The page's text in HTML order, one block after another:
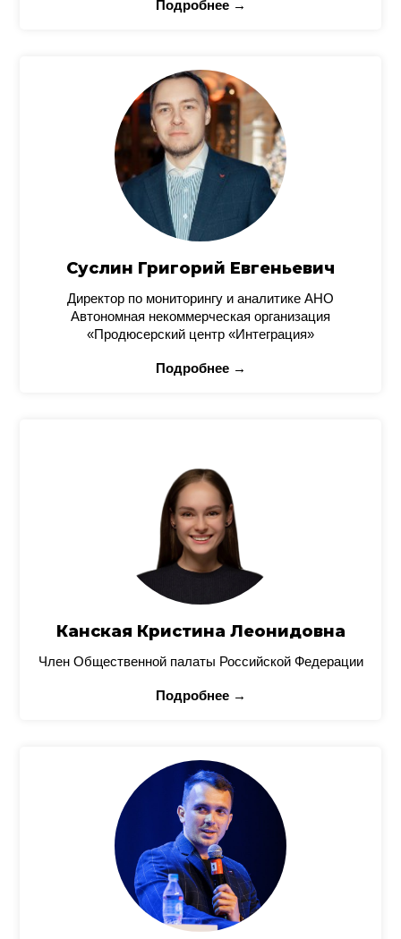
Подробнее →
Суслин Григорий Евгеньевич
Директор по мониторингу и аналитике АНО
Автономная некоммерческая организация
«Продюсерский центр «Интеграция»
Подробнее →
Канская Кристина Леонидовна
Член Общественной палаты Российской Федерации
Подробнее →